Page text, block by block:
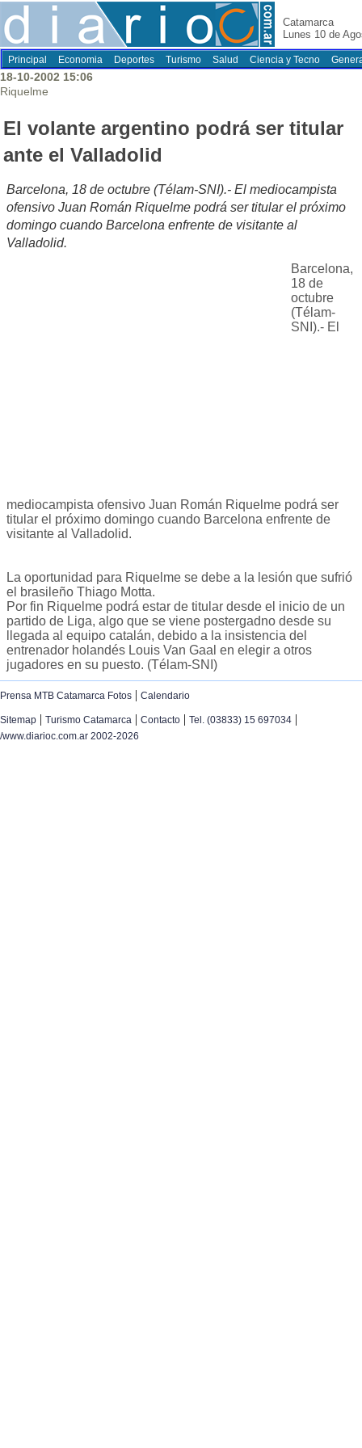
Catamarca
Lunes 10 de
Principal Economia Deportes Turismo Salud Ciencia y Tecno
18-10-2002 15:06
Riquelme
El volante argentino podrá ser titular
ante el Valladolid
Barcelona, 18 de octubre (Télam-SNI).- El mediocampista
ofensivo Juan Román Riquelme podrá ser titular el próximo
domingo cuando Barcelona enfrente de visitante al
Valladolid.
Barcelona,
18 de
octubre
(Télam-
SNI).- El
mediocampista ofensivo Juan Román Riquelme podrá ser
titular el próximo domingo cuando Barcelona enfrente de
visitante al Valladolid.
La oportunidad para Riquelme se debe a la lesión que sufrió
el brasileño Thiago Motta.
Por fin Riquelme podrá estar de titular desde el inicio de un
partido de Liga, algo que se viene postergadno desde su
llegada al equipo catalán, debido a la insistencia del
entrenador holandés Louis Van Gaal en elegir a otros
jugadores en su puesto. (Télam-SNI)
Prensa MTB Catamarca Fotos | Calendario
Sitemap | Turismo Catamarca | Contacto | Tel. (03833) 15 697034 |
/www.diarioc.com.ar 2002-2026